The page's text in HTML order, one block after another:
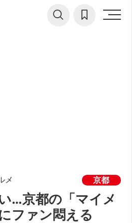
メ 京都
…京都の「マイメ
ファン悶える